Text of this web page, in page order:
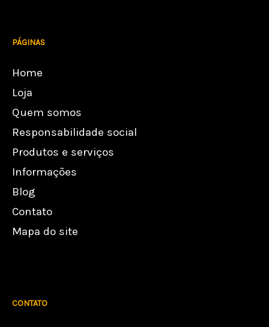
PÁGINAS
Home
Loja
Quem somos
Responsabilidade social
Produtos e serviços
Informações
Blog
Contato
Mapa do site
CONTATO